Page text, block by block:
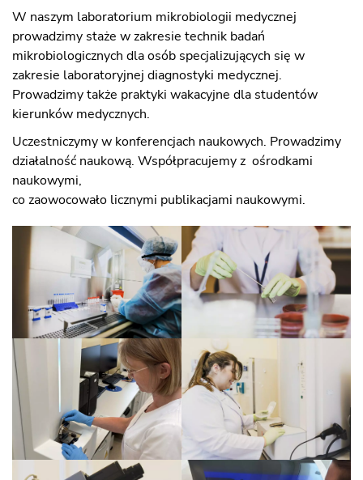
W naszym laboratorium mikrobiologii medycznej
prowadzimy staże w zakresie technik badań
mikrobiologicznych dla osób specjalizujących się w
zakresie laboratoryjnej diagnostyki medycznej.
Prowadzimy także praktyki wakacyjne dla studentów
kierunków medycznych.
Uczestniczymy w konferencjach naukowych. Prowadzimy
działalność naukową. Współpracujemy z ośrodkami
naukowymi,
co zaowocowało licznymi publikacjami naukowymi.